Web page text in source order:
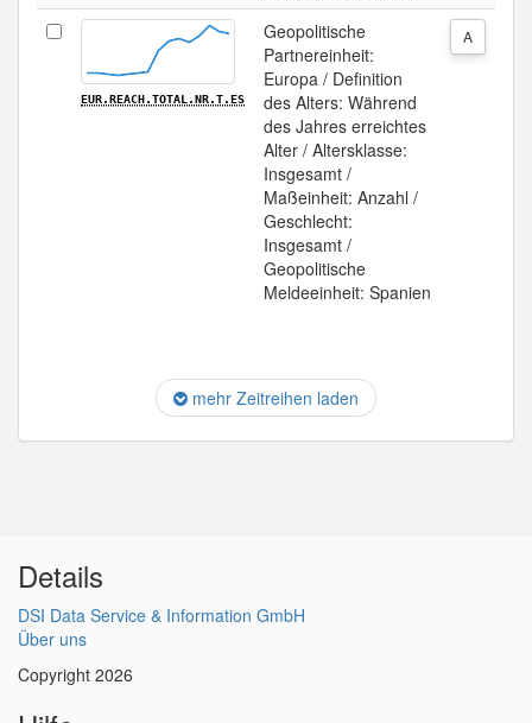
EUR.REACH.TOTAL.NR.T.ES
Geopolitische
Partnereinheit:
Europa / Definition
des Alters: Während
des Jahres erreichtes
Alter / Altersklasse:
Insgesamt /
Maßeinheit: Anzahl /
Geschlecht:
Insgesamt /
Geopolitische
Meldeeinheit: Spanien
A
mehr Zeitreihen laden
Details
DSI Data Service & Information GmbH
Über uns
Copyright 2026